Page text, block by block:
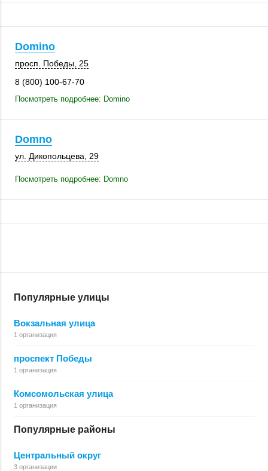
Domino
просп. Победы, 25
8 (800) 100-67-70
Посмотреть подробнее: Domino
Domno
ул. Дикопольцева, 29
Посмотреть подробнее: Domno
Популярные улицы
Вокзальная улица
1 организация
проспект Победы
1 организация
Комсомольская улица
1 организация
Популярные районы
Центральный округ
3 организации